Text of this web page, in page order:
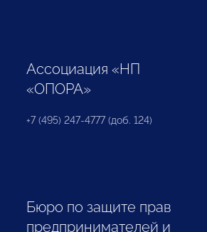
Ассоциация «НП
«ОПОРА»
+7 (495) 247-4777 (доб. 124)
Бюро по защите прав
предпринимателей и